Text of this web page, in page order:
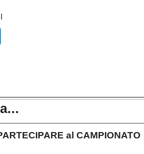
al CAMPIONATO